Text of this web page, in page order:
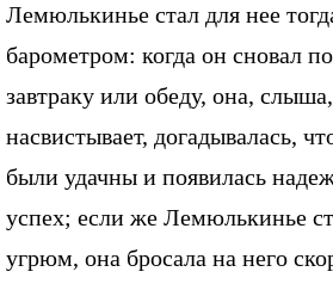
Лемюлькинье стал для нее
барометром: когда он сновал
завтраку или обеду, она,
насвистывает, догадывалась,
были удачны и появилась
успех; если же Лемюлькинье
угрюм, она бросала на него